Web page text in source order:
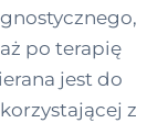
po terapię
jest do
z